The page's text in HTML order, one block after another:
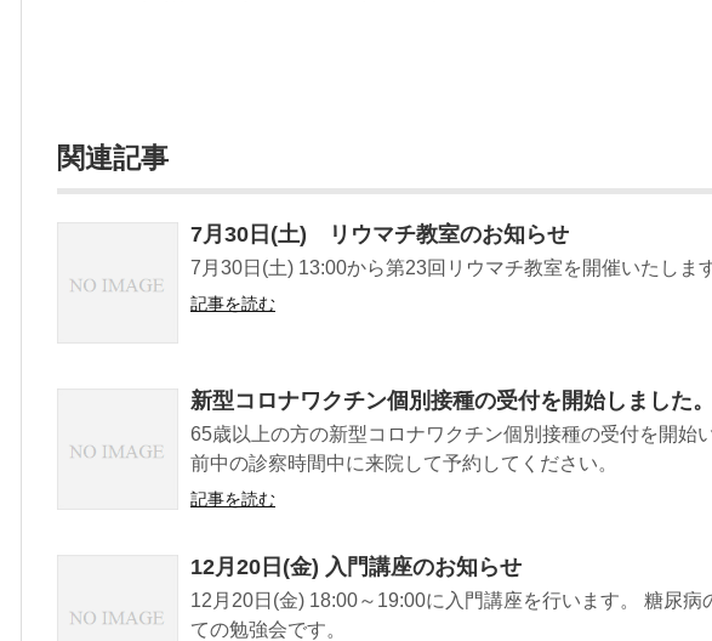
関連記事
7月30日(土) リウマチ教室のお知らせ
7月30日(土) 13:00から第23回リウマチ教室を開催いたします
記事を読む
新型コロナワクチン個別接種の受付を開始しました。
65歳以上の方の新型コロナワクチン個別接種の受付を開始
前中の診察時間中に来院して予約してください。
記事を読む
12月20日(金) 入門講座のお知らせ
12月20日(金) 18:00～19:00に入門講座を行います。 糖尿病
ての勉強会です。